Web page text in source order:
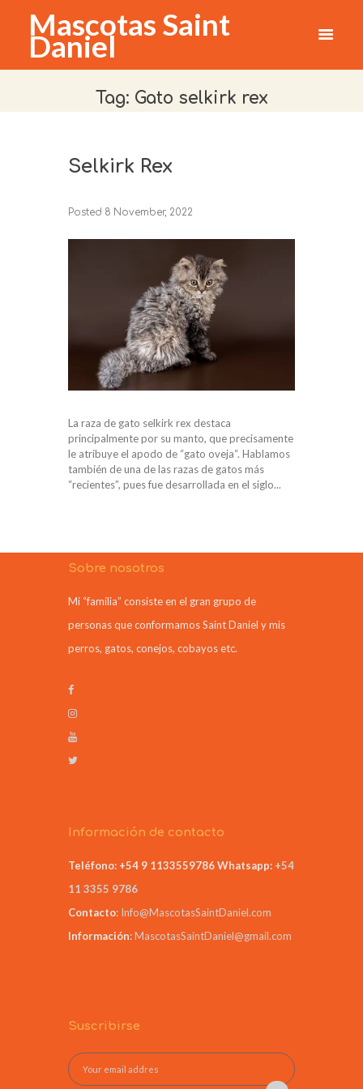
Mascotas Saint
Daniel
Tag: Gato selkirk rex
Selkirk Rex
Posted 8 November, 2022
La raza de gato selkirk rex destaca
principalmente por su manto, que precisamente
le atribuye el apodo de “gato oveja“. Hablamos
también de una de las razas de gatos más
“recientes”, pues fue desarrollada en el siglo...
Sobre nosotros
Mi “familia” consiste en el gran grupo de
personas que conformamos Saint Daniel y mis
perros, gatos, conejos, cobayos etc.
Información de contacto
Teléfono: +54 9 1133559786Whatsapp: +54
11 3355 9786
Contacto: Info@MascotasSaintDaniel.com
Información:MascotasSaintDaniel@gmail.com
Suscribirse